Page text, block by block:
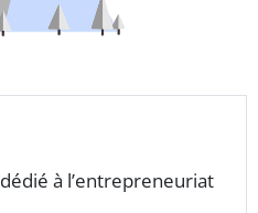
dédié à l’entrepreneuriat